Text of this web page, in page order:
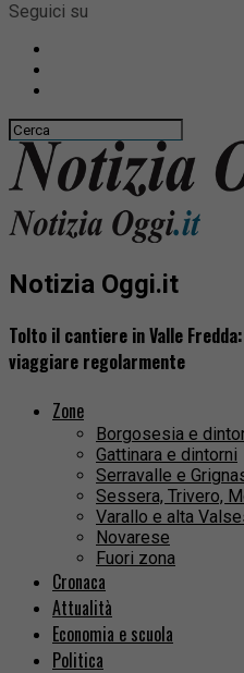
Seguici su
Notizia Oggi.it
Tolto il cantiere in Valle
viaggiare regolarmente
Zone
Borgosesia e
Gattinara e dintorni
Serravalle e
Sessera, Trivero,
Varallo e alta
Novarese
Fuori zona
Cronaca
Attualità
Economia e scuola
Politica